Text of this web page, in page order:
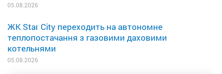
05.08.2026
ЖК Star City переходить на автономне
теплопостачання з газовими даховими
котельнями
05.08.2026